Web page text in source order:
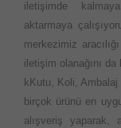
iletişimde
aktarmaya
merkezimiz
iletişim olanağını
kKutu, Koli,
birçok ürünü en
alışveriş yaparak,